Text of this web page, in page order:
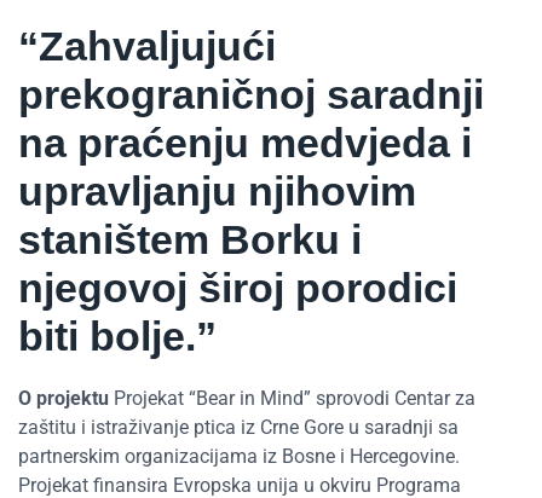
“Zahvaljujući
prekograničnoj saradnji
na praćenju medvjeda i
upravljanju njihovim
staništem Borku i
njegovoj široj porodici
biti bolje.”
O projektu Projekat “Bear in Mind” sprovodi Centar za
zaštitu i istraživanje ptica iz Crne Gore u saradnji sa
partnerskim organizacijama iz Bosne i Hercegovine.
Projekat finansira Evropska unija u okviru Programa